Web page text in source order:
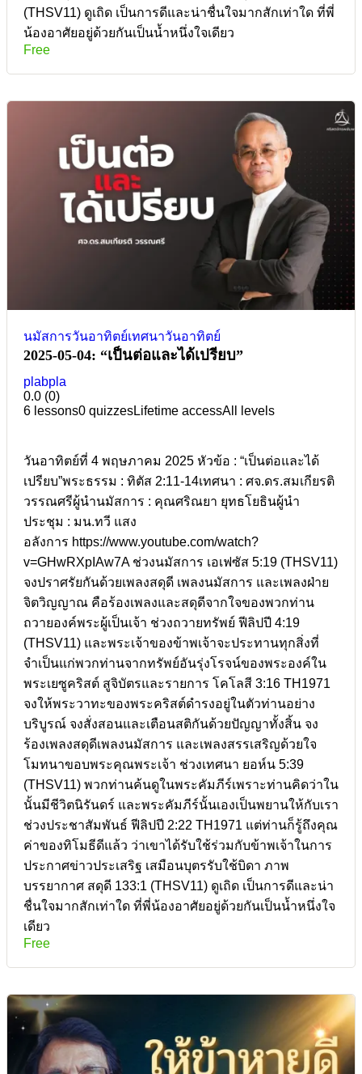
(THSV11) ดูเถิด เป็นการดีและน่าชื่นใจมากสักเท่าใด ที่พี่
น้องอาศัยอยู่ด้วยกันเป็นน้ำหนึ่งใจเดียว
Free
นมัสการวันอาทิตย์เทศนาวันอาทิตย์
2025-05-04: “เป็นต่อและได้เปรียบ”
plabpla
0.0 (0)
6 lessons0 quizzesLifetime accessAll levels
วันอาทิตย์ที่ 4 พฤษภาคม 2025 หัวข้อ : “เป็นต่อและได้
เปรียบ”พระธรรม : ทิตัส 2:11-14เทศนา : ศจ.ดร.สมเกียรติ
วรรณศรีผู้นำนมัสการ : คุณศริณยา ยุทธโยธินผู้นำ
ประชุม : มน.ทวี แสง
อลังการ https://www.youtube.com/watch?
v=GHwRXpIAw7A ช่วงนมัสการ เอเฟซัส 5:19 (THSV11)
จงปราศรัยกันด้วยเพลงสดุดี เพลงนมัสการ และเพลงฝ่าย
จิตวิญญาณ คือร้องเพลงและสดุดีจากใจของพวกท่าน
ถวายองค์พระผู้เป็นเจ้า ช่วงถวายทรัพย์ ฟีลิปปี 4:19
(THSV11) และพระเจ้าของข้าพเจ้าจะประทานทุกสิ่งที่
จำเป็นแก่พวกท่านจากทรัพย์อันรุ่งโรจน์ของพระองค์ใน
พระเยซูคริสต์ สูจิบัตรและรายการ โคโลสี 3:16 TH1971
จงให้พระวาทะของพระคริสต์ดำรงอยู่ในตัวท่านอย่าง
บริบูรณ์ จงสั่งสอนและเตือนสติกันด้วยปัญญาทั้งสิ้น จง
ร้องเพลงสดุดีเพลงนมัสการ และเพลงสรรเสริญด้วยใจ
โมทนาขอบพระคุณพระเจ้า ช่วงเทศนา ยอห์น 5:39
(THSV11) พวกท่านค้นดูในพระคัมภีร์เพราะท่านคิดว่าใน
นั้นมีชีวิตนิรันดร์ และพระคัมภีร์นั้นเองเป็นพยานให้กับเรา
ช่วงประชาสัมพันธ์ ฟีลิปปี 2:22 TH1971 แต่ท่านก็รู้ถึงคุณ
ค่าของทิโมธีดีแล้ว ว่าเขาได้รับใช้ร่วมกับข้าพเจ้าในการ
ประกาศข่าวประเสริฐ เสมือนบุตรรับใช้บิดา ภาพ
บรรยากาศ สดุดี 133:1 (THSV11) ดูเถิด เป็นการดีและน่า
ชื่นใจมากสักเท่าใด ที่พี่น้องอาศัยอยู่ด้วยกันเป็นน้ำหนึ่งใจ
เดียว
Free